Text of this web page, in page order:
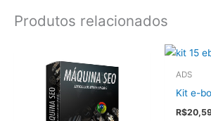
Produtos relacionados
ADS
Kit e-
R$